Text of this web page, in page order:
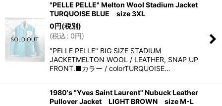
"PELLE PELLE" Melton Wool Stadium Jacket
TURQUOISE BLUE size 3XL
0円(税別)
(税込: 0円)
"PELLE PELLE" BIG SIZE STADIUM
JACKETMELTON WOOL / LEATHER, SNAP UP
FRONT.■カラー / colorTURQUOISE…
1980's "Yves Saint Laurent" Nubuck Leather
Pullover Jacket LIGHT BROWN size M-L